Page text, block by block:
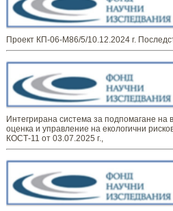
Проект КП-06-М86/5/10.12.2024 г.
Интегрирана система за подпомагане на
оценка и управление на екологични
КОСТ-11 от 03.07.2025 г.,